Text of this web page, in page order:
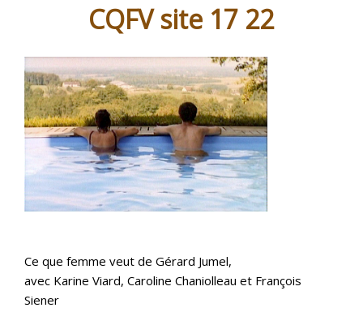
CQFV site 17 22
Ce que femme veut de Gérard Jumel,
avec Karine Viard, Caroline Chaniolleau et François
Siener